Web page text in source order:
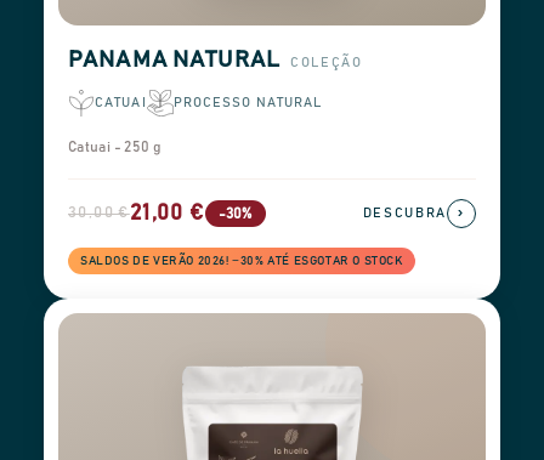
PANAMA NATURAL COLEÇÃO
CATUAI PROCESSO NATURAL
Catuai - 250 g
30,00 €21,00 € -30%
SALDOS DE VERÃO 2026! −30% ATÉ ESGOTAR O STOCK
DESCUBRA ›